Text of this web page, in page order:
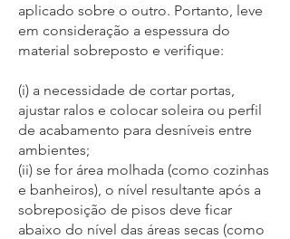
aplicado sobre o outro. Portanto, leve
em consideração a espessura do
material sobreposto e verifique:
(i) a necessidade de cortar portas,
ajustar ralos e colocar soleira ou perfil
de acabamento para desníveis entre
ambientes;
(ii) se for área molhada (como cozinhas
e banheiros), o nível resultante após a
sobreposição de pisos deve ficar
abaixo do nível das áreas secas (como